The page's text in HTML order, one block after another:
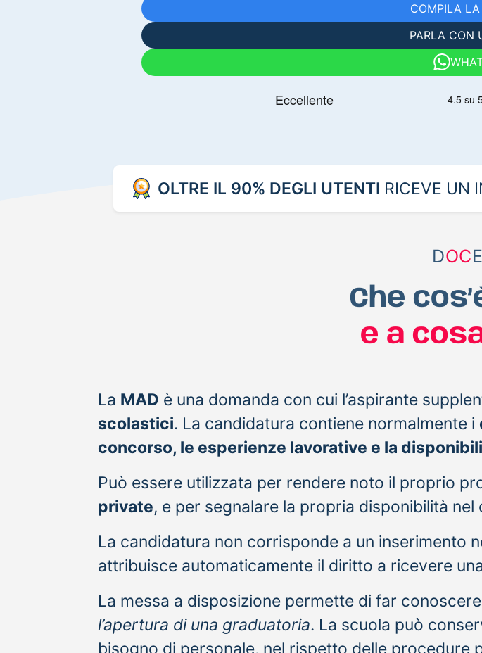
COMPILA
PARLA CON
OLTRE IL 90% DEGLI UTENTI RICEVE UN
DOC
Che
e a
La MAD è una domanda con cui l’aspirante
scolastici. La candidatura contiene normalmente i
concorso, le esperienze lavorative e la
Può essere utilizzata per rendere noto il proprio
private, e per segnalare la propria disponibilità nel
La candidatura non corrisponde a un inserimento
attribuisce automaticamente il diritto a ricevere
La messa a disposizione permette di far
l’apertura di una graduatoria. La scuola può
bisogno di personale, nel rispetto delle procedure